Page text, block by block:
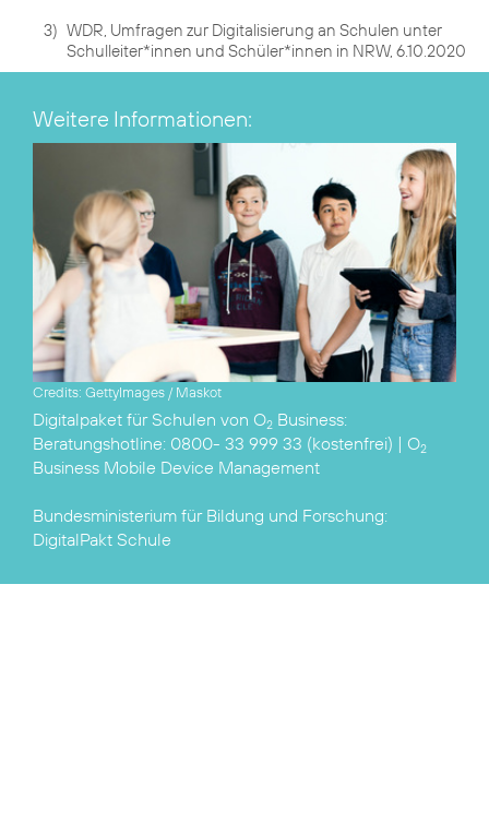
3) WDR, Umfragen zur Digitalisierung an Schulen unter
Schulleiter*innen und Schüler*innen in NRW, 6.10.2020
Weitere Informationen:
Credits: GettyImages / Maskot
Digitalpaket für Schulen von O2 Business:
Beratungshotline: 0800- 33 999 33 (kostenfrei) | O2
Business Mobile Device Management
Bundesministerium für Bildung und Forschung:
DigitalPakt Schule